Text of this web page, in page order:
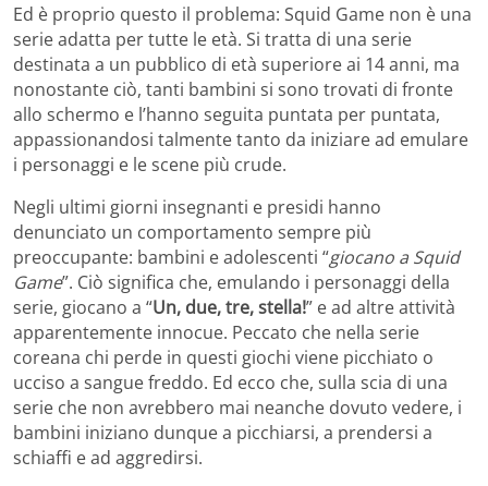
Ed è proprio questo il problema: Squid Game non è una
serie adatta per tutte le età. Si tratta di una serie
destinata a un pubblico di età superiore ai 14 anni, ma
nonostante ciò, tanti bambini si sono trovati di fronte
allo schermo e l’hanno seguita puntata per puntata,
appassionandosi talmente tanto da iniziare ad emulare
i personaggi e le scene più crude.
Negli ultimi giorni insegnanti e presidi hanno
denunciato un comportamento sempre più
preoccupante: bambini e adolescenti “giocano a Squid
Game”. Ciò significa che, emulando i personaggi della
serie, giocano a “Un, due, tre, stella!” e ad altre attività
apparentemente innocue. Peccato che nella serie
coreana chi perde in questi giochi viene picchiato o
ucciso a sangue freddo. Ed ecco che, sulla scia di una
serie che non avrebbero mai neanche dovuto vedere, i
bambini iniziano dunque a picchiarsi, a prendersi a
schiaffi e ad aggredirsi.